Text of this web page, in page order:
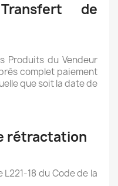
de
Produits du Vendeur
complet paiement
que soit la date de
rétractation
18 du Code de la